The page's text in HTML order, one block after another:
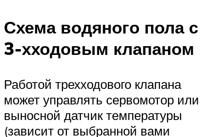
Схема водяного пола с
3-хходовым клапаном
Работой трехходового клапана
может управлять сервомотор или
выносной датчик температуры
(зависит от выбранной вами